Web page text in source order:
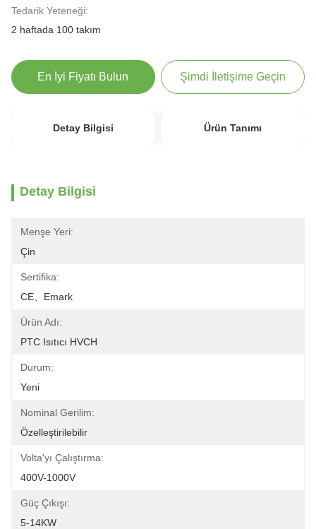
Tedarik Yeteneği:
2 haftada 100 takım
En İyi Fiyatı Bulun Şimdi İletişime Geçin
Detay Bilgisi Ürün Tanımı
Detay Bilgisi
Menşe Yeri:
Çin
Sertifika:
CE、Emark
Ürün Adı:
PTC Isıtıcı HVCH
Durum:
Yeni
Nominal Gerilim:
Özelleştirilebilir
Volta'yı Çalıştırma:
400V-1000V
Güç Çıkışı:
5-14KW